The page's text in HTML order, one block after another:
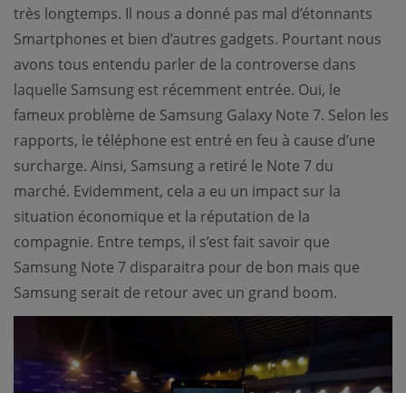
très longtemps. Il nous a donné pas mal d’étonnants
Smartphones et bien d’autres gadgets. Pourtant nous
avons tous entendu parler de la controverse dans
laquelle Samsung est récemment entrée. Oui, le
fameux problème de Samsung Galaxy Note 7. Selon les
rapports, le téléphone est entré en feu à cause d’une
surcharge. Ainsi, Samsung a retiré le Note 7 du
marché. Evidemment, cela a eu un impact sur la
situation économique et la réputation de la
compagnie. Entre temps, il s’est fait savoir que
Samsung Note 7 disparaitra pour de bon mais que
Samsung serait de retour avec un grand boom.